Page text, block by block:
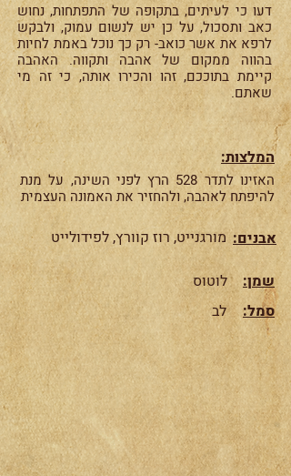
דעו כי לעיתים, בתקופה של התפתחות, נחוש
כאב ותסכול, על כן יש לנשום עמוק, ולבקש
לרפא את אשר כואב- רק כך נוכל באמת לחיות
בהווה ממקום של אהבה ותקווה. האהבה
קיימת בתוככם, זהו והכירו אותה, כי זה מי
שאתם.
המלצות:
האזינו לתדר 528 הרץ לפני השינה, על מנת
להיפתח לאהבה, ולהחזיר את האמונה העצמית
מורגנייט, רוז קוורץ, לפידולייט אבנים:
שמן:
לוטוס
לב
:סמל